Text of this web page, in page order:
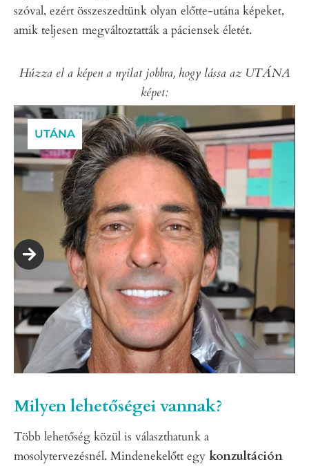
szóval, ezért összeszedtünk olyan előtte-utána képeket,
amik teljesen megváltoztatták a páciensek életét.
Húzza el a képen a nyilat jobbra, hogy lássa az UTÁNA
képet:
ELŐTTE
UTÁNA
Milyen lehetőségei vannak?
Több lehetőség közül is választhatunk a
mosolytervezésnél. Mindenekelőtt egy konzultáción